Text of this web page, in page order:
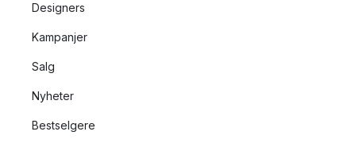
Designers
Kampanjer
Salg
Nyheter
Bestselgere